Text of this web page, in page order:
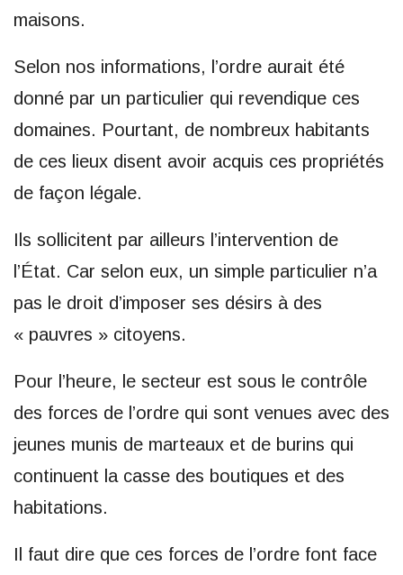
maisons.
Selon nos informations, l’ordre aurait été
donné par un particulier qui revendique ces
domaines. Pourtant, de nombreux habitants
de ces lieux disent avoir acquis ces propriétés
de façon légale.
Ils sollicitent par ailleurs l’intervention de
l’État. Car selon eux, un simple particulier n’a
pas le droit d’imposer ses désirs à des
« pauvres » citoyens.
Pour l’heure, le secteur est sous le contrôle
des forces de l’ordre qui sont venues avec des
jeunes munis de marteaux et de burins qui
continuent la casse des boutiques et des
habitations.
Il faut dire que ces forces de l’ordre font face